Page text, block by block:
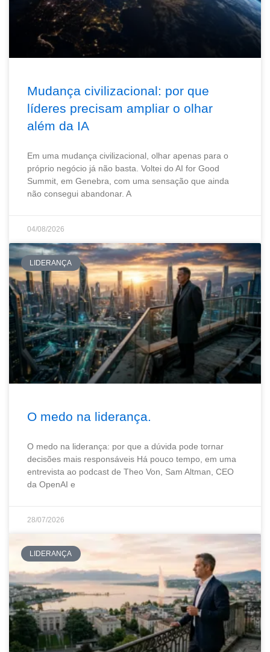
Mudança civilizacional: por que
líderes precisam ampliar o olhar
além da IA
Em uma mudança civilizacional, olhar apenas para o
próprio negócio já não basta. Voltei do AI for Good
Summit, em Genebra, com uma sensação que ainda
não consegui abandonar. A
04/08/2026
LIDERANÇA
O medo na liderança.
O medo na liderança: por que a dúvida pode tornar
decisões mais responsáveis Há pouco tempo, em uma
entrevista ao podcast de Theo Von, Sam Altman, CEO
da OpenAI e
28/07/2026
LIDERANÇA